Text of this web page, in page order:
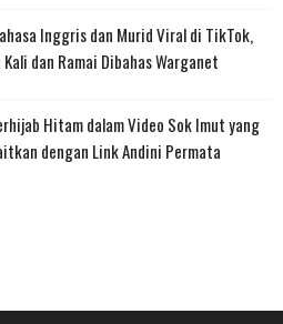
Inggris dan Murid Viral di TikTok,
dan Ramai Dibahas Warganet
Hitam dalam Video Sok Imut yang
dengan Link Andini Permata